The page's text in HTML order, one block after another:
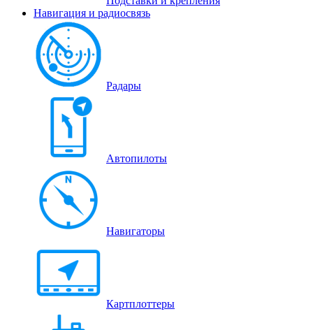
Навигация и радиосвязь
Радары
Автопилоты
Навигаторы
Картплоттеры